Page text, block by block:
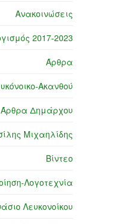
Ανακοινώσεις
2017-2023
Άρθρα
Ακανθού
Άρθρα Δημάρχου
Μιχαηλίδης
Βίντεο
Λογοτεχνία
Λευκονοίκου